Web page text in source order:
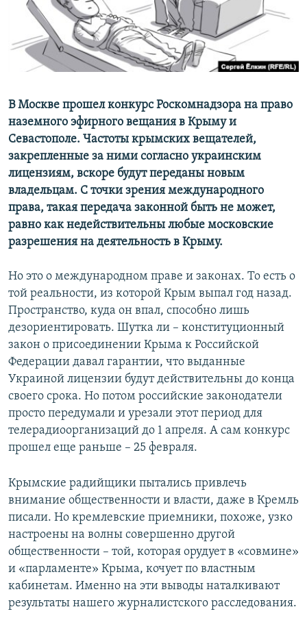
ПОБЕДИТЕЛЕЙ НЕ СУДЯТ?
КРЫМ.НЕПОКОРЕННЫЙ
ELIFBE
ПРИСОЕДИНЯЙТЕСЬ!
Все сайты RFE/RL
В Москве прошел конкурс Роскомнадзора на право
наземного эфирного вещания в Крыму и
Севастополе. Частоты крымских вещателей,
закрепленные за ними согласно украинским
лицензиям, вскоре будут переданы новым
владельцам. С точки зрения международного
права, такая передача законной быть не может,
равно как недействительны любые московские
разрешения на деятельность в Крыму.
Но это о международном праве и законах. То есть о
той реальности, из которой Крым выпал год назад.
Пространство, куда он впал, способно лишь
дезориентировать. Шутка ли – конституционный
закон о присоединении Крыма к Российской
Федерации давал гарантии, что выданные
Украиной лицензии будут действительны до конца
своего срока. Но потом российские законодатели
просто передумали и урезали этот период для
телерадиоорганизаций до 1 апреля. А сам конкурс
прошел еще раньше – 25 февраля.
Крымские радийщики пытались привлечь
внимание общественности и власти, даже в Кремль
писали. Но кремлевские приемники, похоже, узко
настроены на волны совершенно другой
общественности – той, которая орудует в «совмине»
и «парламенте» Крыма, кочует по властным
кабинетам. Именно на эти выводы наталкивают
результаты нашего журналистского расследования.